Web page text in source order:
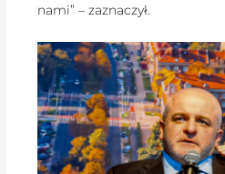
nami” – zaznaczył.